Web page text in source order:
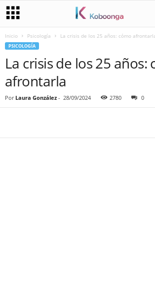
Inicio Psicología La crisis de los 25 años: cómo
PSICOLOGÍA
La crisis de los 25 años:
afrontarla
Por Laura González - 28/09/2024 2780 0